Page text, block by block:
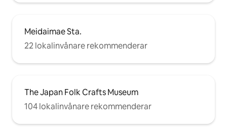
Meidaimae Sta.
22 lokalinvånare rekommenderar
The Japan Folk Crafts Museum
104 lokalinvånare rekommenderar